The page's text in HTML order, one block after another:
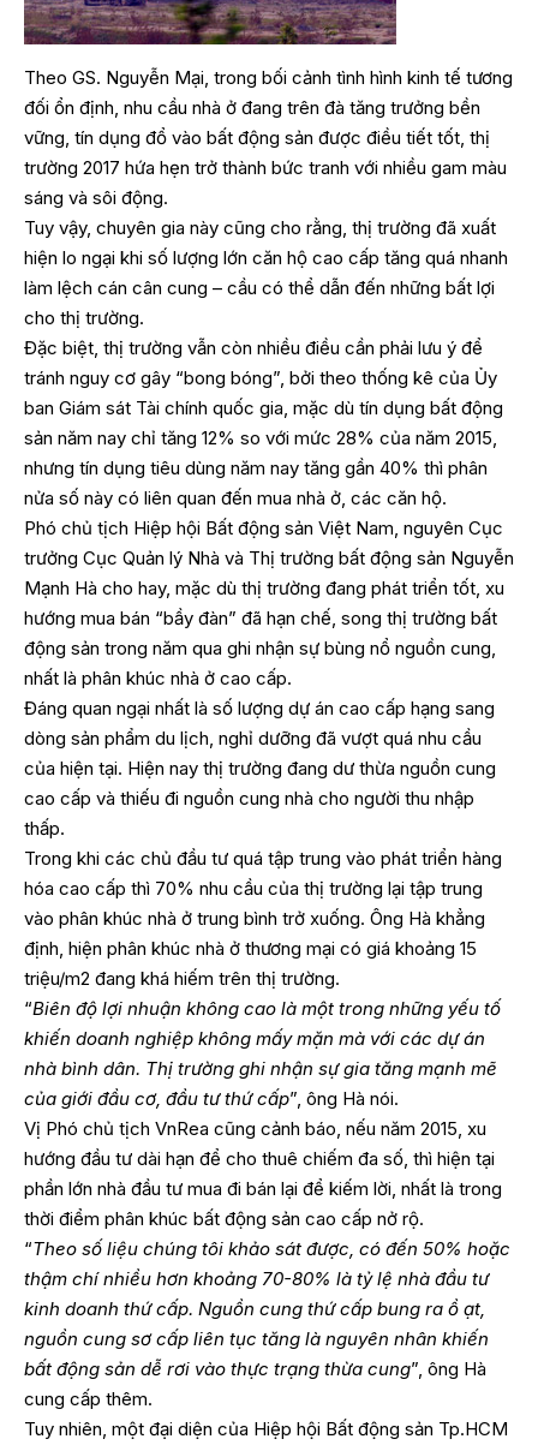
Theo GS. Nguyễn Mại, trong bối cảnh tình hình kinh tế tương
đối ổn định, nhu cầu nhà ở đang trên đà tăng trưởng bền
vững, tín dụng đổ vào bất động sản được điều tiết tốt, thị
trường 2017 hứa hẹn trở thành bức tranh với nhiều gam màu
sáng và sôi động.
Tuy vậy, chuyên gia này cũng cho rằng, thị trường đã xuất
hiện lo ngại khi số lượng lớn căn hộ cao cấp tăng quá nhanh
làm lệch cán cân cung – cầu có thể dẫn đến những bất lợi
cho thị trường.
Đặc biệt, thị trường vẫn còn nhiều điều cần phải lưu ý để
tránh nguy cơ gây “bong bóng”, bởi theo thống kê của Ủy
ban Giám sát Tài chính quốc gia, mặc dù tín dụng bất động
sản năm nay chỉ tăng 12% so với mức 28% của năm 2015,
nhưng tín dụng tiêu dùng năm nay tăng gần 40% thì phân
nửa số này có liên quan đến mua nhà ở, các căn hộ.
Phó chủ tịch Hiệp hội Bất động sản Việt Nam, nguyên Cục
trưởng Cục Quản lý Nhà và Thị trường bất động sản Nguyễn
Mạnh Hà cho hay, mặc dù thị trường đang phát triển tốt, xu
hướng mua bán “bầy đàn” đã hạn chế, song thị trường bất
động sản trong năm qua ghi nhận sự bùng nổ nguồn cung,
nhất là phân khúc nhà ở cao cấp.
Đáng quan ngại nhất là số lượng dự án cao cấp hạng sang
dòng sản phẩm du lịch, nghỉ dưỡng đã vượt quá nhu cầu
của hiện tại. Hiện nay thị trường đang dư thừa nguồn cung
cao cấp và thiếu đi nguồn cung nhà cho người thu nhập
thấp.
Trong khi các chủ đầu tư quá tập trung vào phát triển hàng
hóa cao cấp thì 70% nhu cầu của thị trường lại tập trung
vào phân khúc nhà ở trung bình trở xuống. Ông Hà khẳng
định, hiện phân khúc nhà ở thương mại có giá khoảng 15
triệu/m2 đang khá hiếm trên thị trường.
“Biên độ lợi nhuận không cao là một trong những yếu tố
khiến doanh nghiệp không mấy mặn mà với các dự án
nhà bình dân. Thị trường ghi nhận sự gia tăng mạnh mẽ
của giới đầu cơ, đầu tư thứ cấp”, ông Hà nói.
Vị Phó chủ tịch VnRea cũng cảnh báo, nếu năm 2015, xu
hướng đầu tư dài hạn để cho thuê chiếm đa số, thì hiện tại
phần lớn nhà đầu tư mua đi bán lại để kiếm lời, nhất là trong
thời điểm phân khúc bất động sản cao cấp nở rộ.
“Theo số liệu chúng tôi khảo sát được, có đến 50% hoặc
thậm chí nhiều hơn khoảng 70-80% là tỷ lệ nhà đầu tư
kinh doanh thứ cấp. Nguồn cung thứ cấp bung ra ồ ạt,
nguồn cung sơ cấp liên tục tăng là nguyên nhân khiến
bất động sản dễ rơi vào thực trạng thừa cung”, ông Hà
cung cấp thêm.
Tuy nhiên, một đại diện của Hiệp hội Bất động sản Tp.HCM